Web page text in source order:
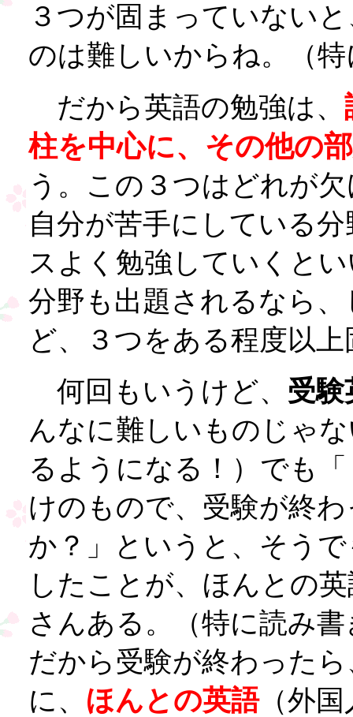
３つが固まっていない
のは難しいからね。（
だから英語の勉強は、
柱を中心に、その他の
う。この３つはどれが
自分が苦手にしている
スよく勉強していくと
分野も出題されるなら
ど、３つをある程度以
何回もいうけど、 受験
んなに難しいものじゃ
るようになる！）でも
けのもので、受験が終
か？」というと、そう
したことが、ほんとの
さんある。（特に読み
だから受験が終わった
に、 ほんとの英語（外国